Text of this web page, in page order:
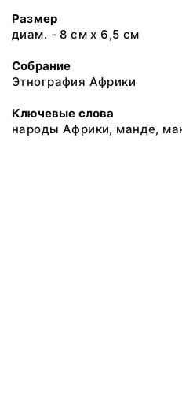
Размер
диам. - 8 см х 6,5 см
Собрание
Этнография Африки
Ключевые слова
народы Африки, манде,